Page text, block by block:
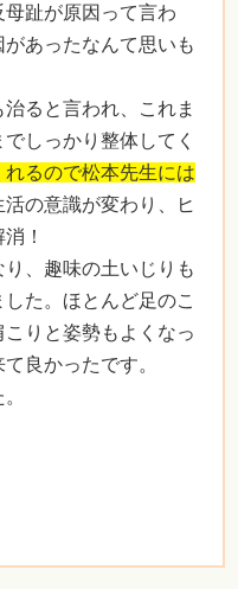
趾が原因って言わ
あったなんて思いも
ると言われ、これま
しっかり整体してく
るので松本先生には
活の意識が変わり、ヒ
！
、趣味の土いじりも
た。ほとんど足のこ
りと姿勢もよくなっ
良かったです。